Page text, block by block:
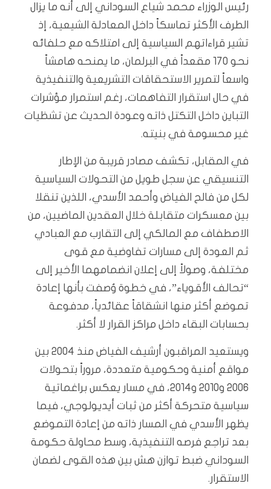
رئيس الوزراء محمد شياع السوداني إلى أنه ما يزال
الطرف الأكثر تماسكاً داخل المعادلة الشيعية، إذ
تشير قراءاتهم السياسية إلى امتلاكه مع حلفائه
نحو 170 مقعداً في البرلمان، ما يمنحه هامشاً
واسعاً لتمرير الاستحقاقات التشريعية والتنفيذية
في حال استقرار التفاهمات، رغم استمرار مؤشرات
التباين داخل التكتل ذاته وعودة الحديث عن تشظيات
غير محسومة في بنيته.
في المقابل، تكشف مصادر قريبة من الإطار
التنسيقي عن سجل طويل من التحولات السياسية
لكل من فالح الفياض وأحمد الأسدي، اللذين تنقلا
بين معسكرات متقابلة خلال العقدين الماضيين، من
الاصطفاف مع المالكي إلى التقارب مع العبادي
ثم العودة إلى مسارات تفاوضية مع قوى
مختلفة، وصولاً إلى إعلان انضمامهما الأخير إلى
“تحالف الأقوياء”، في خطوة وُصفت بأنها إعادة
تموضع أكثر منها انشقاقاً عقائدياً، مدفوعة
بحسابات البقاء داخل مراكز القرار لا أكثر.
ويستعيد المراقبون أرشيف الفياض منذ 2004 بين
مواقع أمنية وحكومية متعددة، مروراً بتحولات
2006 و2010 و2014، في مسار يعكس براغماتية
سياسية متحركة أكثر من ثبات أيديولوجي، فيما
يظهر الأسدي في المسار ذاته من إعادة التموضع
بعد تراجع فرصه التنفيذية، وسط محاولة حكومة
السوداني ضبط توازن هش بين هذه القوى لضمان
الاستقرار.